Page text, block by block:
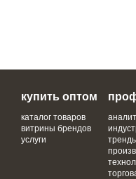
купить оптом
каталог товаров
витрины брендов
услуги